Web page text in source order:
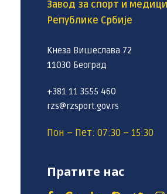
Завод за спорт и
Републике Србије
Кнеза Вишеслава 72
11030 Београд
+381 11 3555 460
rzs@rzsport.gov.rs
Пон – Пет: 07:30 – 15:30
Пратите нас